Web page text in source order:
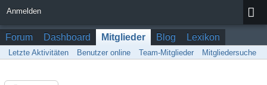
Anmelden
Forum Dashboard Mitglieder Blog Lexikon
Letzte Aktivitäten Benutzer online Team-Mitglieder Mitgliedersuche